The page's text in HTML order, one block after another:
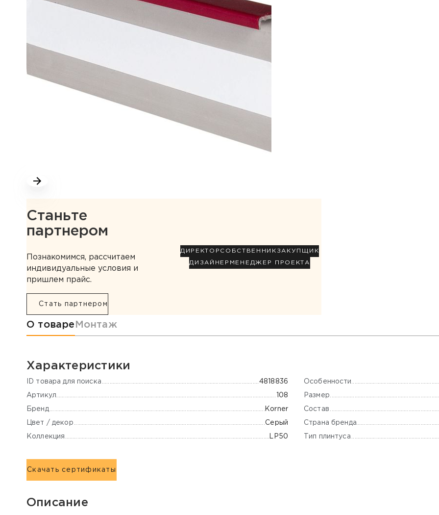
Станьте
партнером
Познакомимся, рассчитаем
индивидуальные условия и
пришлем прайс.
Стать партнером
ДИРЕКТОР СОБСТВЕННИК ЗАКУПЩИК
ДИЗАЙНЕР МЕНЕДЖЕР ПРОЕКТА
Информация о товаре
О товаре Монтаж
Характеристики
ID товара для поиска 4818836
Артикул 108
Бренд Korner
Цвет / декор Серый
Коллекция LP50
Особенности
Размер
Состав
Страна бренда
Тип плинтуса
Скачать сертификаты
Описание